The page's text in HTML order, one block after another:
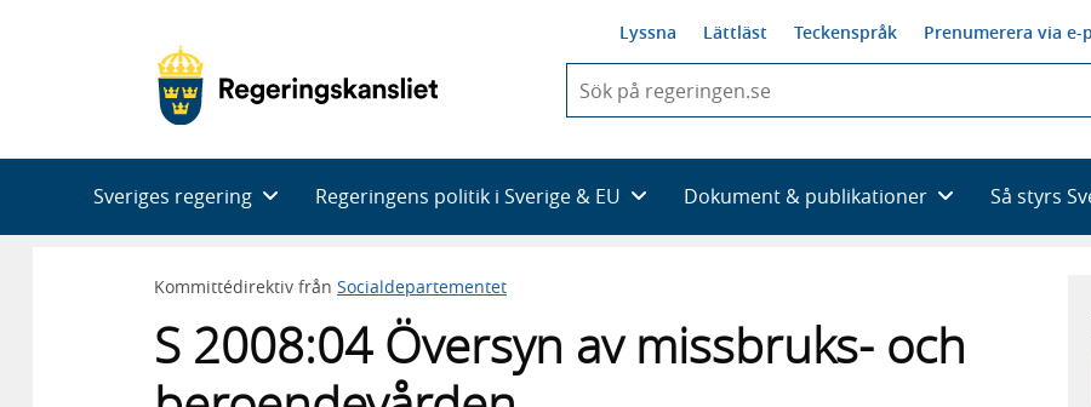
Lyssna Lättläst Teckenspråk Prenumerera via e-
du
skriva
framträder
en
Sveriges regering Regeringens politik i Sverige & EU Dokument & publikationer Så styrs
Kommittédirektiv från Socialdepartementet
S 2008:04 Översyn av missbruks- och